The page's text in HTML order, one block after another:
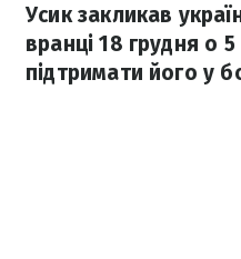
Усик закликав
вранці 18 грудня о
підтримати його у